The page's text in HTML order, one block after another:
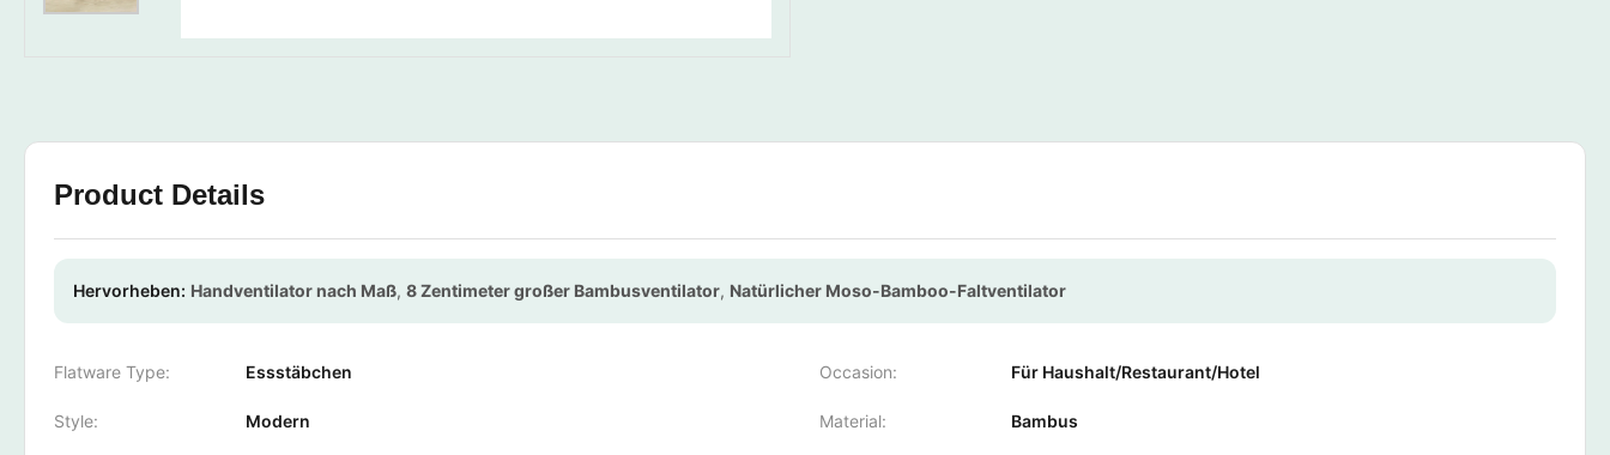
Product Details
Hervorheben: Handventilator nach Maß, 8 Zentimeter großer Bambusventilator, Natürlicher Moso-Bamboo-Faltventilator
Flatware Type: Essstäbchen Occasion: Für Haushalt/Restaurant/Hotel
Style: Modern Material: Bambus